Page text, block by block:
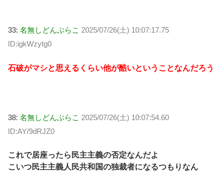
33: 名無しどんぶらこ 2025/07/26(土) 10:07:17.75
ID:igkWzytg0
石破がマシと思えるくらい他が酷いということなんだろう
38: 名無しどんぶらこ 2025/07/26(土) 10:07:54.60
ID:AY/9dRJZ0
これで居座ったら民主主義の否定なんだよ
こいつ民主主義人民共和国の独裁者になるつもりなん